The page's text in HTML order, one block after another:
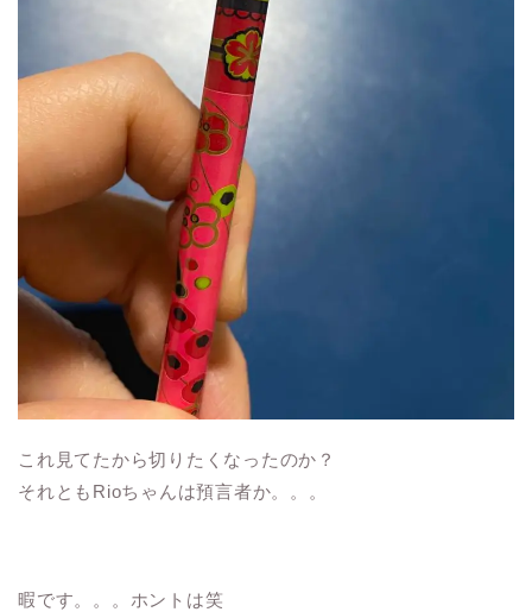
これ見てたから切りたくなったのか？
それともRioちゃんは預言者か。。。
暇です。。。ホントは笑